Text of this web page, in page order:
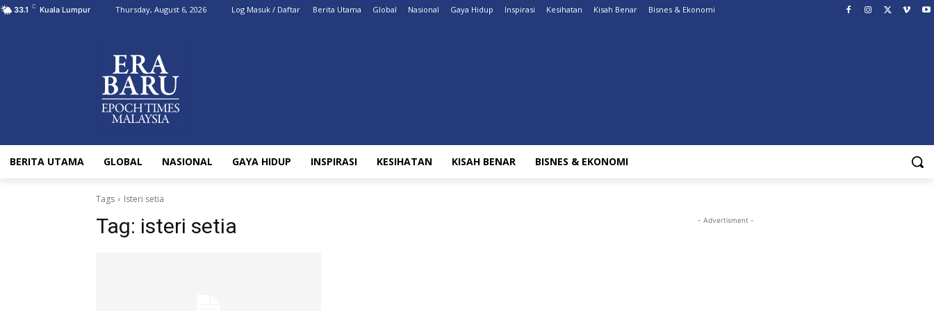
33.1 C Kuala Lumpur Thursday, August 6, 2026 Log Masuk / Daftar Berita Utama Global Nasional Gaya Hidup Inspirasi Kesihatan Kisah Benar Bisnes & Ekonomi
BERITA UTAMA GLOBAL NASIONAL GAYA HIDUP INSPIRASI KESIHATAN KISAH BENAR BISNES & EKONOMI
Tags Isteri setia
Tag: isteri setia - Advertisment -